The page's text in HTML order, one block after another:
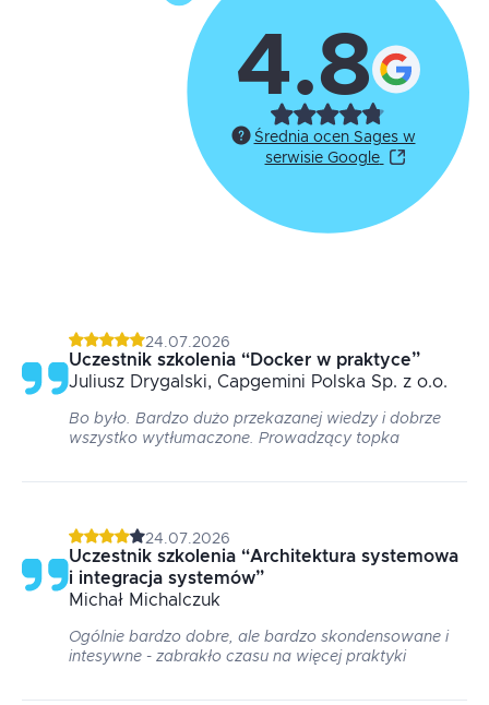
4.8
Średnia ocen Sages w
serwisie Google
24.07.2026
Uczestnik szkolenia “Docker w praktyce”
Juliusz Drygalski, Capgemini Polska Sp. z o.o.
Bo było. Bardzo dużo przekazanej wiedzy i dobrze
wszystko wytłumaczone. Prowadzący topka
24.07.2026
Uczestnik szkolenia “Architektura systemowa
i integracja systemów”
Michał Michalczuk
Ogólnie bardzo dobre, ale bardzo skondensowane i
intesywne - zabrakło czasu na więcej praktyki